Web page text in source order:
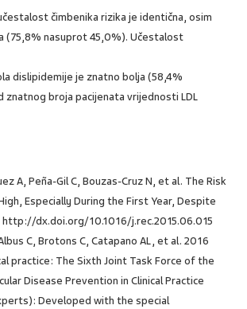
čimbenika rizika je identična, osim
(75,8% nasuprot 45,0%). Učestalost
dislipidemije je znatno bolja (58,4%
znatnog broja pacijenata vrijednosti LDL
A, Peña-Gil C, Bouzas-Cruz N, et al. The Risk
Especially During the First Year, Despite
http://dx.doi.org/10.1016/j.rec.2015.06.015
C, Brotons C, Catapano AL, et al. 2016
practice: The Sixth Joint Task Force of the
Disease Prevention in Clinical Practice
Developed with the special